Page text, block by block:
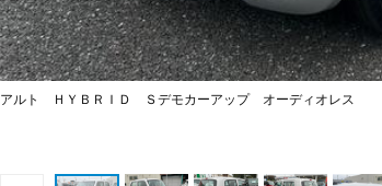
アルト ＨＹＢＲＩＤ Ｓデモカーアップ オーディオレス